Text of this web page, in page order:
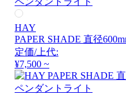
HAY
PAPER SHADE 直径
定価/上代:
¥7,500 ~